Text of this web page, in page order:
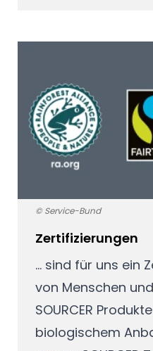
Zertifizierungen
… sind für uns ein
von Menschen
SOURCER
biologischem
© Service-Bund